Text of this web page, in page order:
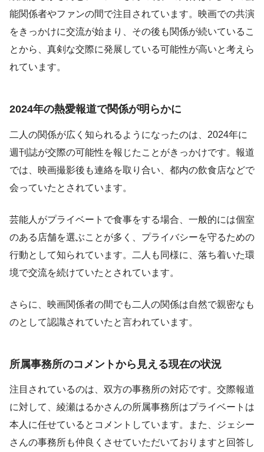
能関係者やファンの間で注目されています。映画での共演
をきっかけに交流が始まり、その後も関係が続いているこ
とから、真剣な交際に発展している可能性が高いと考えら
れています。
2024年の熱愛報道で関係が明らかに
二人の関係が広く知られるようになったのは、2024年に
週刊誌が交際の可能性を報じたことがきっかけです。報道
では、映画撮影後も連絡を取り合い、都内の飲食店などで
会っていたとされています。
芸能人がプライベートで食事をする場合、一般的には個室
のある店舗を選ぶことが多く、プライバシーを守るための
行動として知られています。二人も同様に、落ち着いた環
境で交流を続けていたとされています。
さらに、映画関係者の間でも二人の関係は自然で親密なも
のとして認識されていたと言われています。
所属事務所のコメントから見える現在の状況
注目されているのは、双方の事務所の対応です。交際報道
に対して、綾瀬はるかさんの所属事務所はプライベートは
本人に任せているとコメントしています。また、ジェシー
さんの事務所も仲良くさせていただいておりますと回答し